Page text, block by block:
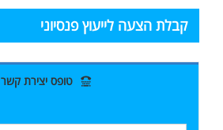
קבלת הצעה לייעוץ פנסיוני
טופס יצירת קשר